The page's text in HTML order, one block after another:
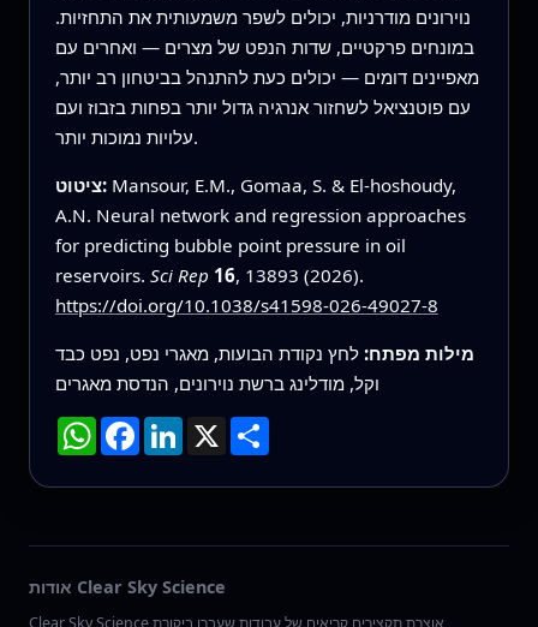
נוירונים מודרניות, יכולים לשפר משמעותית את התחזיות.
במונחים פרקטיים, שדות הנפט של מצרים — ואחרים עם
מאפיינים דומים — יכולים כעת להתנהל בביטחון רב יותר,
עם פוטנציאל לשחזור אנרגיה גדול יותר בפחות בזבוז ועם
עלויות נמוכות יותר.
ציטוט: Mansour, E.M., Gomaa, S. & El‑hoshoudy,
A.N. Neural network and regression approaches
for predicting bubble point pressure in oil
reservoirs. Sci Rep 16, 13893 (2026).
https://doi.org/10.1038/s41598-026-49027-8
מילות מפתח:לחץ נקודת הבועות, מאגרי נפט, נפט כבד
וקל, מודלינג ברשת נוירונים, הנדסת מאגרים
WhatsApp
Facebook
LinkedIn
X שתף
אודות Clear Sky Science